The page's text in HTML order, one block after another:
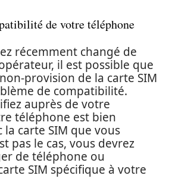
de votre téléphone
récemment changé de
il est possible que
provision de la carte SIM
de compatibilité.
auprès de votre
téléphone est bien
carte SIM que vous
pas le cas, vous devrez
de téléphone ou
SIM spécifique à votre